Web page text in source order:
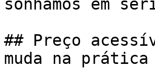
sonhamos em
## Preço
muda na